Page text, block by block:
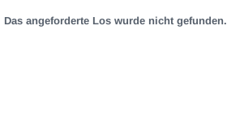
Das angeforderte Los wurde nicht gefunden.